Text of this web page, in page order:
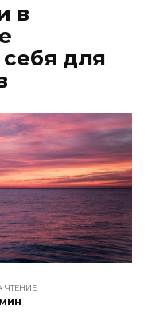
в
для
ЧТЕНИЕ